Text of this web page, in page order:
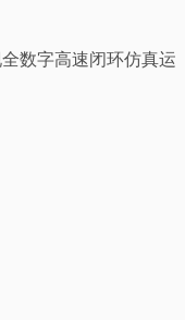
数字高速闭环仿真运